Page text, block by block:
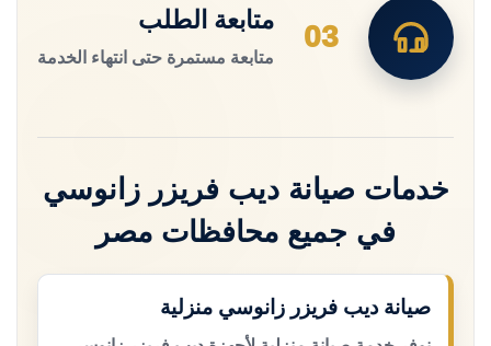
03
متابعة الطلب
متابعة مستمرة حتى انتهاء الخدمة
خدمات صيانة ديب فريزر زانوسي
في جميع محافظات مصر
صيانة ديب فريزر زانوسي منزلية